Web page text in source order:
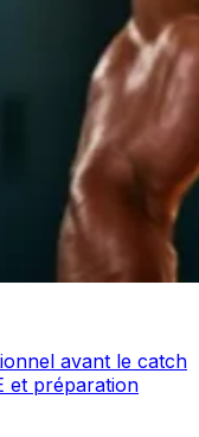
avant le catch
et préparation